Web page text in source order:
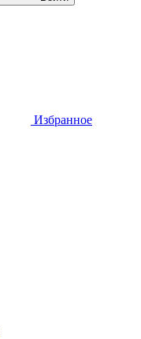
Избранное